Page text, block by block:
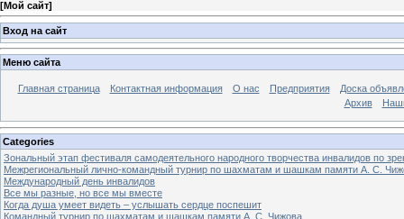
[Мой сайт]
Вход на сайт
Меню сайта
Главная страница Контактная информация О нас Предприятия
Доска
Архив
Categories
Зональный этап фестиваля самодеятельного народного творчества инвалидов по
Межрегиональный лично-командный турнир по шахматам и шашкам памяти А. С.
Международный день инвалидов
Все мы разные, но все мы вместе
Когда душа умеет видеть – услышать сердце поспешит
Командный турнир по шахматам и шашкам памяти А. С. Чижова